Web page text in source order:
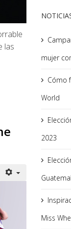
las
mujer
Cómo
World
2023
Miss